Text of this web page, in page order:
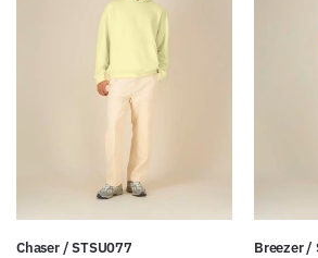
Chaser / STSU077 Breezer /